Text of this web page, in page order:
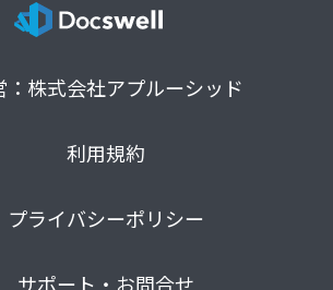
：株式会社アプルーシッド
利用規約
プライバシーポリシー
サポート・お問合せ